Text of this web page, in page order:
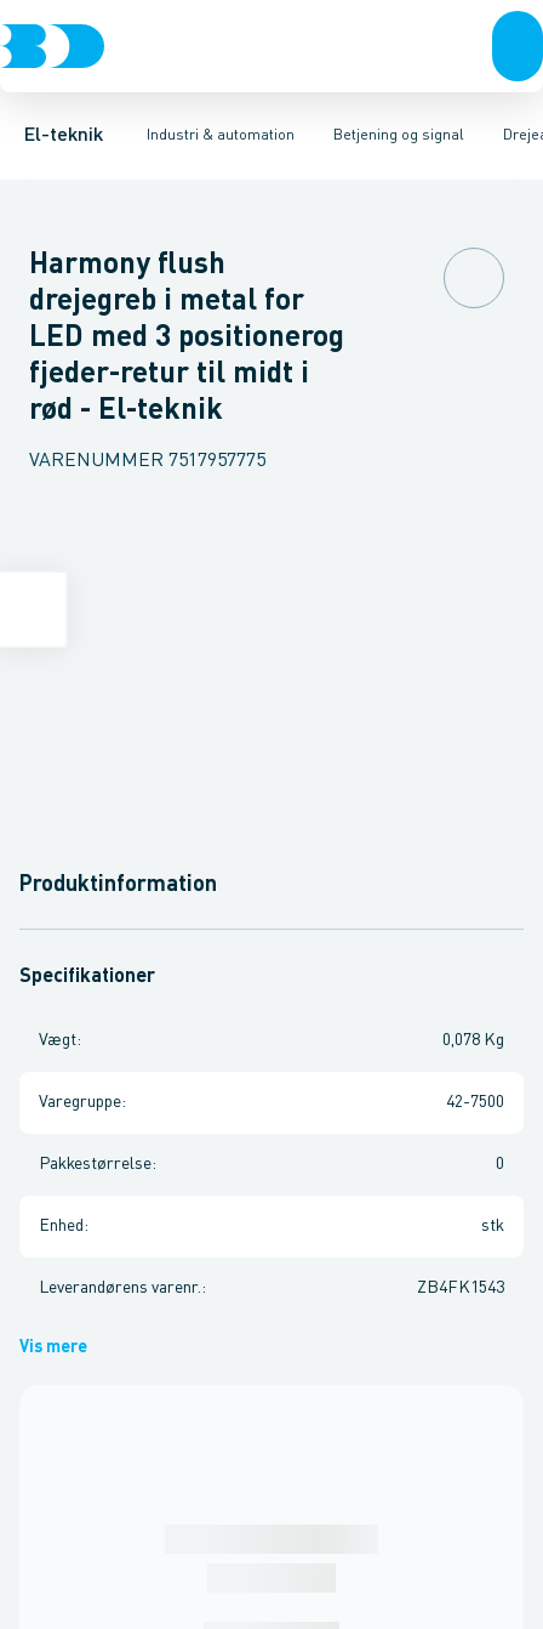
El-teknik Industri & automation
Afbrydere, stikkontakter & lampeudtagForgreningsmateriel
Betjening og signal
Industristiksystemer Frekvensomformere og softstartere
TrykknaphovedLystårn element, optiskTilslutningsmodul
Harmony flush
drejegreb i metal for
LED med 3 positionerog
fjeder-retur til midt i
rød - El-teknik
VARENUMMER 7517957775
Produktinformation
Specifikationer
Vægt: 0,078 Kg
Varegruppe: 42-7500
Pakkestørrelse: 0
Enhed : stk
Leverandørens varenr. : ZB4FK1543
Vis mere